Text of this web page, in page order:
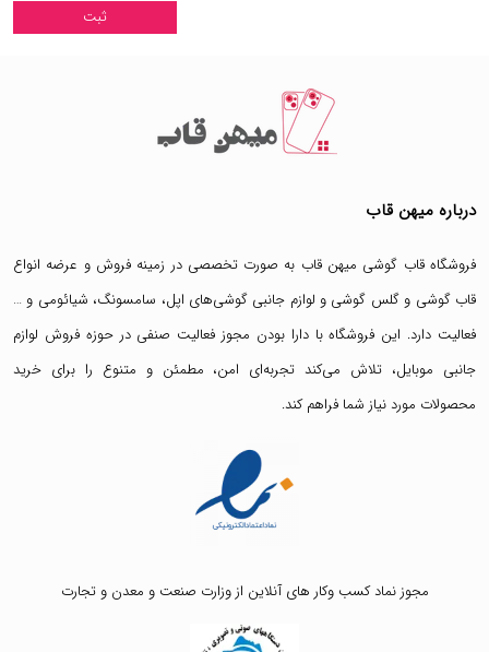
درباره میهن قاب
فروشگاه قاب گوشی میهن قاب به صورت تخصصی در زمینه فروش و عرضه انواع
قاب گوشی وگلس گوشی و لوازم جانبی گوشی‌های اپل، سامسونگ، شیائومی و …
فعالیت دارد. این فروشگاه با دارا بودن مجوز فعالیت صنفی در حوزه فروش لوازم
جانبی موبایل، تلاش می‌کند تجربه‌ای امن، مطمئن و متنوع را برای خرید
محصولات مورد نیاز شما فراهم کند.
مجوز نماد کسب وکار های آنلاین از وزارت صنعت و معدن و تجارت